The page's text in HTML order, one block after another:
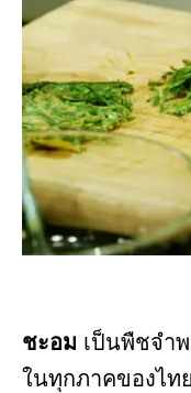
ชะอม เป็นพืชจำ
ในทุกภาคของไท